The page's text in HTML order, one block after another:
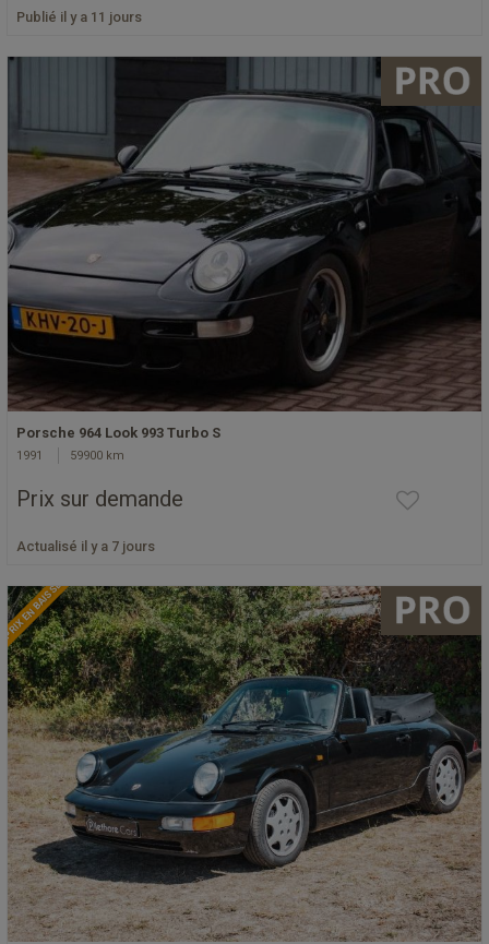
Publié il y a 11 jours
Porsche 964 Look 993 Turbo S
1991 59900 km
Prix sur demande
Actualisé il y a 7 jours
PRIX EN BAISSE